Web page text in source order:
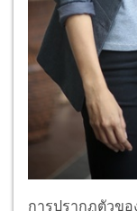
การปรากฏตัวข